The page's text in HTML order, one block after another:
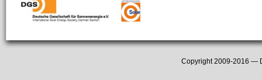
Copyright 2009-2016 —